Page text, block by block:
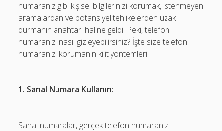
numaranız gibi kişisel bilgilerinizi korumak, istenmeyen
aramalardan ve potansiyel tehlikelerden uzak
durmanın anahtarı haline geldi. Peki, telefon
numaranızı nasıl gizleyebilirsiniz? İşte size telefon
numaranızı korumanın kilit yöntemleri:
1. Sanal Numara Kullanın:
Sanal numaralar, gerçek telefon numaranızı